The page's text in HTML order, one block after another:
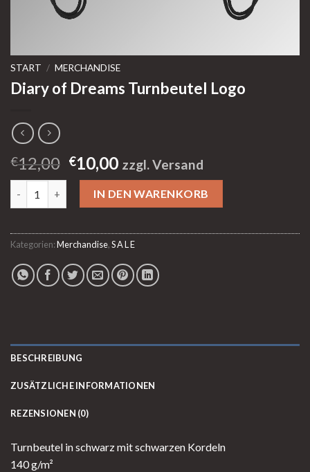
START / MERCHANDISE
Diary of Dreams Turnbeutel Logo
€12,00 Ursprünglicher
Preis
war:
€12,00
€10,00Aktueller
Preis
ist:
€10,00.
zzgl. Versand
Diary of Dreams Turnbeutel Logo Menge
IN DEN WARENKORB
Kategorien:Merchandise,S A L E
BESCHREIBUNG
ZUSÄTZLICHE INFORMATIONEN
REZENSIONEN (0)
Turnbeutel in schwarz mit schwarzen Kordeln
140 g/m²